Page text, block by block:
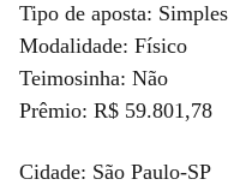
Tipo de aposta: Simples
Modalidade: Físico
Teimosinha: Não
Prêmio: R$ 59.801,78
Cidade: São Paulo-SP